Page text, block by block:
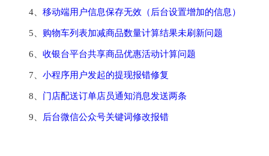
4、 移动端用户信息保存无效（后台设置增加的信息）
5、 购物车列表加减商品数量计算结果未刷新问题
6、 收银台平台共享商品优惠活动计算问题
7、 小程序用户发起的提现报错修复
8、 门店配送订单店员通知消息发送两条
9、 后台微信公众号关键词修改报错